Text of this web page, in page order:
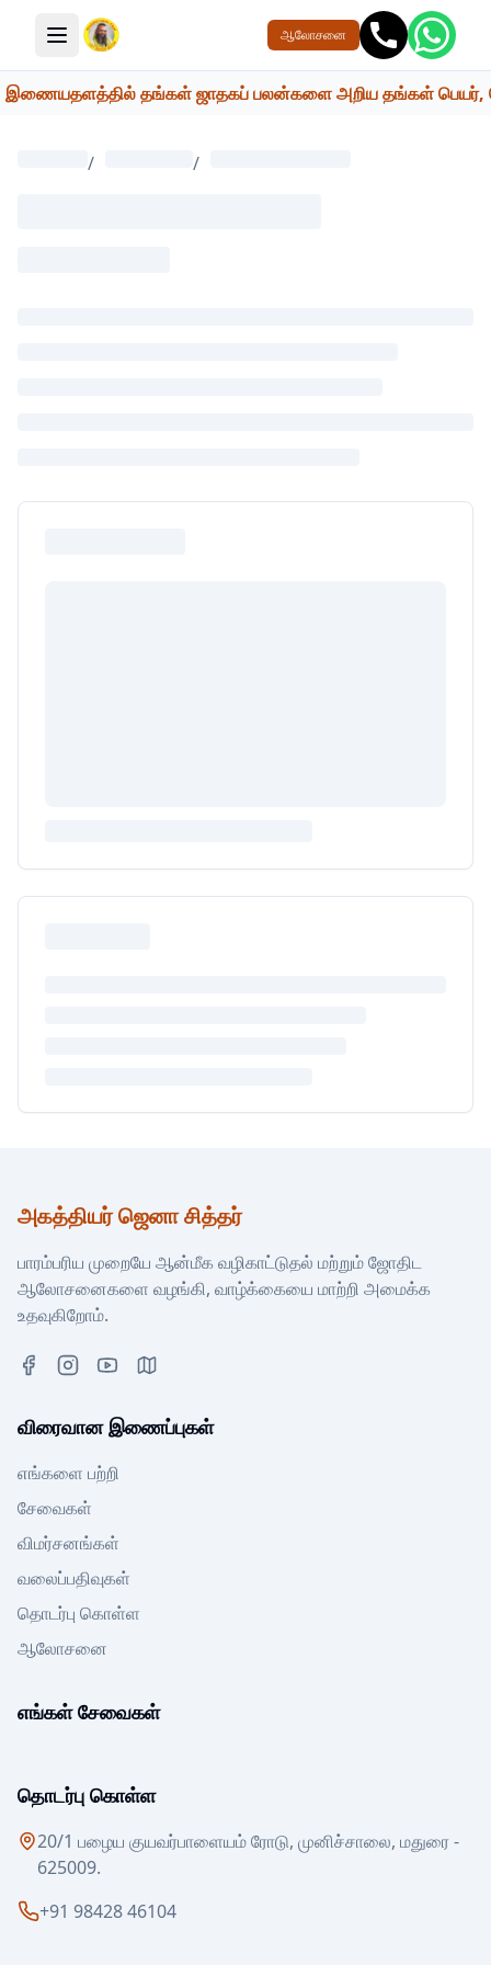
மெனு பொத்தான் ஆலோசனை
இணையதளத்தில் தங்கள் ஜாதகப் பலன்களை அறிய தங்கள் பெயர்,
/ /
அகத்தியர் ஜெனா சித்தர்
பாரம்பரிய முறையே ஆன்மீக வழிகாட்டுதல் மற்றும் ஜோதிட
ஆலோசனைகளை வழங்கி, வாழ்க்கையை மாற்றி அமைக்க
உதவுகிறோம்.
விரைவான இணைப்புகள்
எங்களை பற்றி
சேவைகள்
விமர்சனங்கள்
வலைப்பதிவுகள்
தொடர்பு கொள்ள
ஆலோசனை
எங்கள் சேவைகள்
தொடர்பு கொள்ள
20/1 பழைய குயவர்பாளையம் ரோடு, முனிச்சாலை, மதுரை -
625009.
+91 98428 46104